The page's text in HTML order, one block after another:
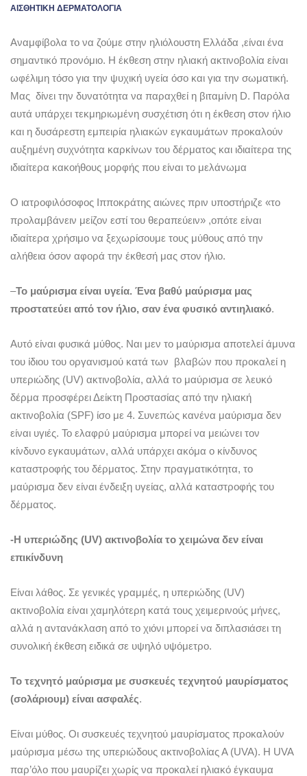
ΑΙΣΘΗΤΙΚΗ ΔΕΡΜΑΤΟΛΟΓΙΑ
Αναμφίβολα το να ζούμε στην ηλιόλουστη Ελλάδα ,είναι ένα
σημαντικό προνόμιο. Η έκθεση στην ηλιακή ακτινοβολία είναι
ωφέλιμη τόσο για την ψυχική υγεία όσο και για την σωματική.
Μας δίνει την δυνατότητα να παραχθεί η βιταμίνη D. Παρόλα
αυτά υπάρχει τεκμηριωμένη συσχέτιση ότι η έκθεση στον ήλιο
και η δυσάρεστη εμπειρία ηλιακών εγκαυμάτων προκαλούν
αυξημένη συχνότητα καρκίνων του δέρματος και ιδιαίτερα της
ιδιαίτερα κακοήθους μορφής που είναι το μελάνωμα
Ο ιατροφιλόσοφος Ιπποκράτης αιώνες πριν υποστήριζε «το
προλαμβάνειν μείζον εστί του θεραπεύειν» ,οπότε είναι
ιδιαίτερα χρήσιμο να ξεχωρίσουμε τους μύθους από την
αλήθεια όσον αφορά την έκθεσή μας στον ήλιο.
–Το μαύρισμα είναι υγεία. Ένα βαθύ μαύρισμα μας
προστατεύει από τον ήλιο, σαν ένα φυσικό αντιηλιακό.
Αυτό είναι φυσικά μύθος. Ναι μεν το μαύρισμα αποτελεί άμυνα
του ίδιου του οργανισμού κατά των βλαβών που προκαλεί η
υπεριώδης (UV) ακτινοβολία, αλλά το μαύρισμα σε λευκό
δέρμα προσφέρει Δείκτη Προστασίας από την ηλιακή
ακτινοβολία (SPF) ίσο με 4. Συνεπώς κανένα μαύρισμα δεν
είναι υγιές. Το ελαφρύ μαύρισμα μπορεί να μειώνει τον
κίνδυνο εγκαυμάτων, αλλά υπάρχει ακόμα ο κίνδυνος
καταστροφής του δέρματος. Στην πραγματικότητα, το
μαύρισμα δεν είναι ένδειξη υγείας, αλλά καταστροφής του
δέρματος.
-Η υπεριώδης (UV) ακτινοβολία το χειμώνα δεν είναι
επικίνδυνη
Είναι λάθος. Σε γενικές γραμμές, η υπεριώδης (UV)
ακτινοβολία είναι χαμηλότερη κατά τους χειμερινούς μήνες,
αλλά η αντανάκλαση από το χιόνι μπορεί να διπλασιάσει τη
συνολική έκθεση ειδικά σε υψηλό υψόμετρο.
Το τεχνητό μαύρισμα με συσκευές τεχνητού μαυρίσματος
(σολάριουμ) είναι ασφαλές.
Είναι μύθος. Οι συσκευές τεχνητού μαυρίσματος προκαλούν
μαύρισμα μέσω της υπεριώδους ακτινοβολίας Α (UVA). H UVA
παρ’όλο που μαυρίζει χωρίς να προκαλεί ηλιακό έγκαυμα